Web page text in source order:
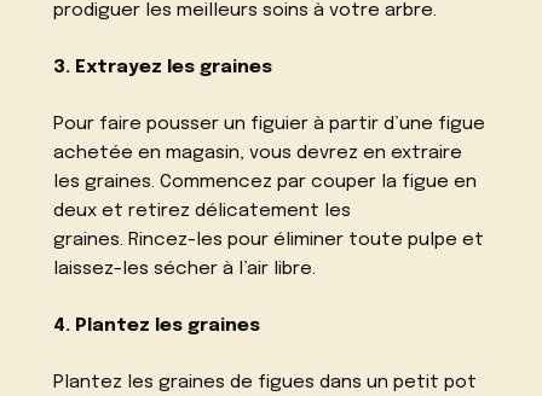
prodiguer les meilleurs soins à votre arbre.
3. Extrayez les graines
Pour faire pousser un figuier à partir d’une figue
achetée en magasin, vous devrez en extraire
les graines. Commencez par couper la figue en
deux et retirez délicatement les
graines. Rincez-les pour éliminer toute pulpe et
laissez-les sécher à l’air libre.
4. Plantez les graines
Plantez les graines de figues dans un petit pot